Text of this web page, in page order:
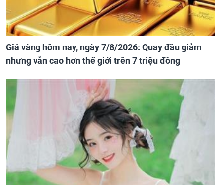
Giá vàng hôm nay, ngày 7/8/2026: Quay đầu giảm
nhưng vẫn cao hơn thế giới trên 7 triệu đồng